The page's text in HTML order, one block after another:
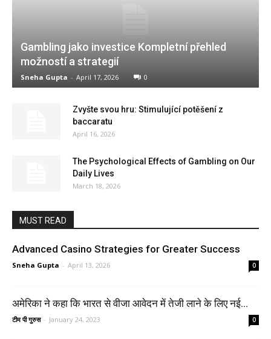
Gambling jako investice Kompletní přehled
možností a strategií
Sneha Gupta - April 17, 2026 0
Zvyšte svou hru: Stimulující potěšení z
baccaratu
April 16, 2026
The Psychological Effects of Gambling on Our
Daily Lives
March 18, 2026
MUST READ
Advanced Casino Strategies for Greater Success
Sneha Gupta - April 13, 2026 0
अमेरिका ने कहा कि भारत से वीजा आवेदन में तेजी लाने के लिए नई...
टीम पी गुरुस - January 24, 2023 0